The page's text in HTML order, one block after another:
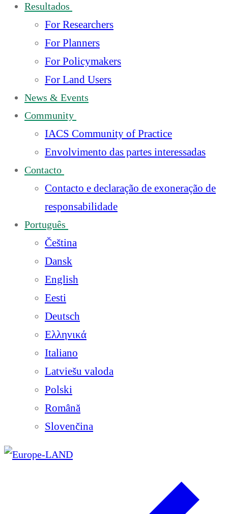
Resultados
For Researchers
For Planners
For Policymakers
For Land Users
News & Events
Community
IACS Community of Practice
Envolvimento das partes interessadas
Contacto
Contacto e declaração de exoneração de
responsabilidade
Português
Čeština
Dansk
English
Eesti
Deutsch
Ελληνικά
Italiano
Latviešu valoda
Polski
Română
Slovenčina